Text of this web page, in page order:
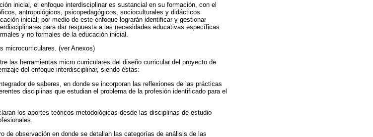
inicial, el enfoque interdisciplinar es sustancial en su formación, con el
antropológicos, psicopedagógicos, socioculturales y didácticos
inicial; por medio de este enfoque lograrán identificar y gestionar
para dar respuesta a las necesidades educativas específicas
y no formales de la educación inicial.
microcurriculares. (ver Anexos)
las herramientas micro curriculares del diseño curricular del proyecto de
del enfoque interdisciplinar, siendo éstas:
de saberes, en donde se incorporan las reflexiones de las prácticas
disciplinas que estudian el problema de la profesión identificado para el
los aportes teóricos metodológicas desde las disciplinas de estudio
de observación en donde se detallan las categorías de análisis de las